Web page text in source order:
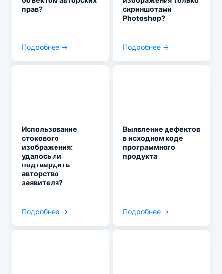
прав?
Подробнее →
скриншотами
Photoshop?
Подробнее →
Использование
стокового
изображения:
удалось ли
подтвердить
авторство
заявителя?
Подробнее →
Выявление дефектов
в исходном коде
программного
продукта
Подробнее →